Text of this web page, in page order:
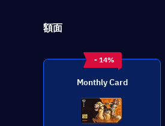
額面
- 14%
Monthly Card